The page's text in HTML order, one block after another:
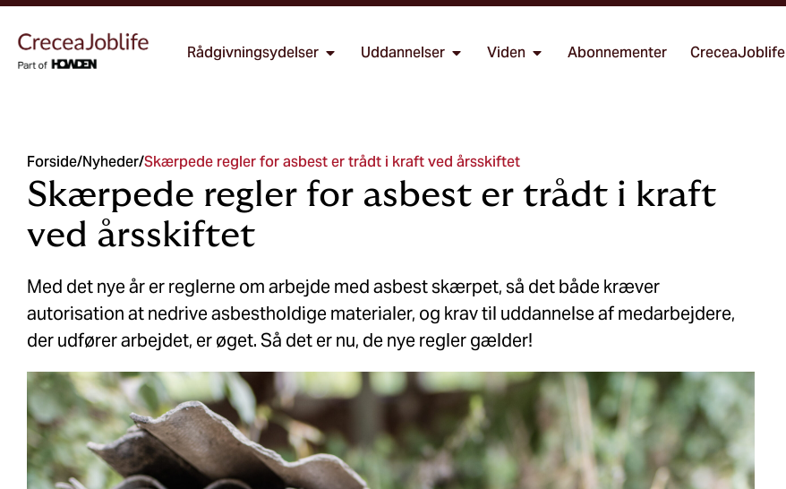
Rådgivningsydelser Uddannelser Viden Abonnementer CreceaJoblife
Forside/Nyheder/Skærpede regler for asbest er trådt i kraft ved årsskiftet
Skærpede regler for asbest er trådt i kraft
ved årsskiftet
Med det nye år er reglerne om arbejde med asbest skærpet, så det både kræver
autorisation at nedrive asbestholdige materialer, og krav til uddannelse af medarbejdere,
der udfører arbejdet, er øget. Så det er nu, de nye regler gælder!